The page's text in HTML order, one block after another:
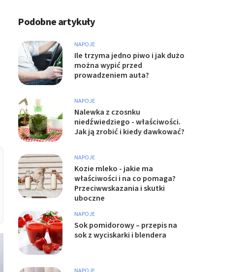
Podobne artykuły
NAPOJE
Ile trzyma jedno piwo i jak dużo
można wypić przed
prowadzeniem auta?
NAPOJE
Nalewka z czosnku
niedźwiedziego - właściwości.
Jak ją zrobić i kiedy dawkować?
NAPOJE
Kozie mleko - jakie ma
właściwości i na co pomaga?
Przeciwwskazania i skutki
uboczne
NAPOJE
Sok pomidorowy – przepis na
sok z wyciskarki i blendera